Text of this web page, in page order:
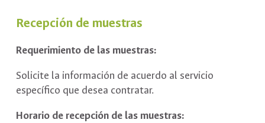
Recepción de muestras
Requerimiento de las muestras:
Solicite la información de acuerdo al servicio
específico que desea contratar.
Horario de recepción de las muestras: